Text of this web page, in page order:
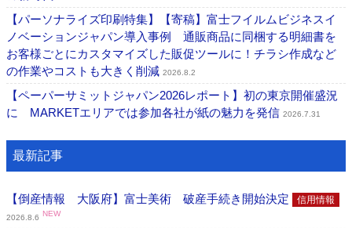
【パーソナライズ印刷特集】【寄稿】富士フイルムビジネスイ
ノベーションジャパン導入事例 通販商品に同梱する明細書を
お客様ごとにカスタマイズした販促ツールに！チラシ作成など
の作業やコストも大きく削減 2026.8.2
【ペーパーサミットジャパン2026レポート】初の東京開催盛況
に MARKETエリアでは参加各社が紙の魅力を発信 2026.7.31
最新記事
【倒産情報 大阪府】富士美術 破産手続き開始決定 信用情報
2026.8.6 NEW